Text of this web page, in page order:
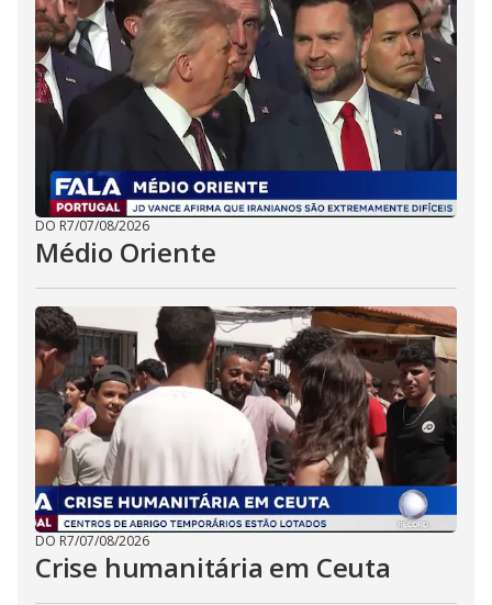
DO R7/07/08/2026
Médio Oriente
DO R7/07/08/2026
Crise humanitária em Ceuta